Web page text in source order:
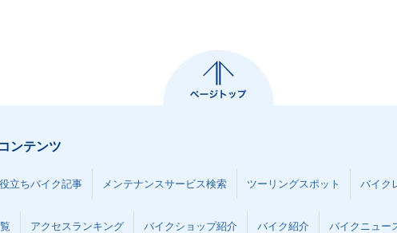
新登場
ンテンツ
立ちバイク記事 メンテナンスサービス検索 ツーリングスポット バイク
アクセスランキング バイクショップ紹介 バイク紹介 バイクニュー